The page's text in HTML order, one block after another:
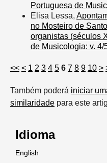
Portuguesa de
Elisa Lessa,
no Mosteiro de
organistas (séculos
de Musicologia: v. 4/
<< < 1 2 3 4 5 6 7 8 9 10 >
Também poderá iniciar
similaridadepara este
Idioma
English